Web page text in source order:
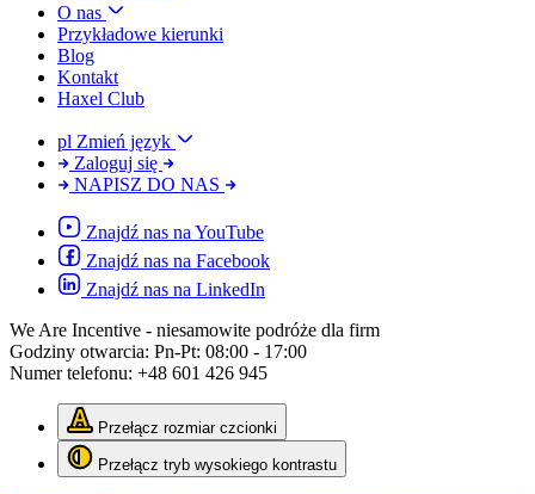
O nas
Przykładowe kierunki
Blog
Kontakt
Haxel Club
pl Zmień język
Zaloguj się
NAPISZ DO NAS
Znajdź nas na YouTube
Znajdź nas na Facebook
Znajdź nas na LinkedIn
We Are Incentive - niesamowite podróże dla firm
Godziny otwarcia: Pn-Pt: 08:00 - 17:00
Numer telefonu: +48 601 426 945
Przełącz rozmiar czcionki
Przełącz tryb wysokiego kontrastu